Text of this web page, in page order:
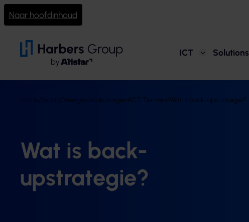
Naar hoofdinhoud
ICT Solutions
Home/Kennis/Veelgestelde vragen/ICT Termen/Wat is back-upstrategie?
Wat is back-
upstrategie?